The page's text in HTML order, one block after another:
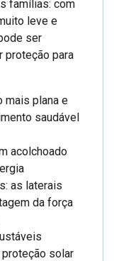
famílias: com
leve e
ser
proteção para
mais plana e
saudável
acolchoado
as laterais
da força
solar